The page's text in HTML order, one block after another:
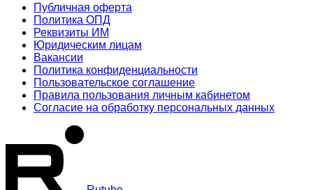
Публичная оферта
Политика ОПД
Реквизиты ИМ
Юридическим лицам
Вакансии
Политика конфиденциальности
Пользовательское соглашение
Правила пользования личным кабинетом
Согласие на обработку персональных данных